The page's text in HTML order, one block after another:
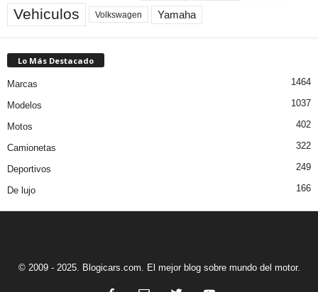
Vehiculos Volkswagen Yamaha
Lo Más Destacado
Marcas 1464
Modelos 1037
Motos 402
Camionetas 322
Deportivos 249
De lujo 166
© 2009 - 2025. Blogicars.com. El mejor blog sobre mundo del motor.